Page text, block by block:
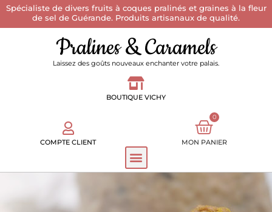
Spécialiste de divers fruits à coques pralinés et graines à la fleur
de sel de Guérande. Produits artisanaux de qualité.
Pralines & Caramels
Laissez des goûts nouveaux enchanter votre palais.
BOUTIQUE VICHY
COMPTE CLIENT
0
MON PANIER